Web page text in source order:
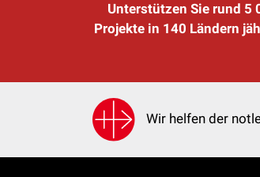
Unterstützen Sie rund 5
Projekte in 140 Ländern
Wir helfen der